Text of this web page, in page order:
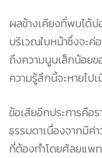
ผลข้างเคียงที่พบได้
บริเวณใบหน้าซึ่งจะค่
ถึงความนูนเล็กน้อย
ความรู้สึกนี้จะหายไป
ข้อเสียอีกประการคือ
ธรรมดาเนื่องจากมีค่
ที่ต้องทำโดยศัลยแพ